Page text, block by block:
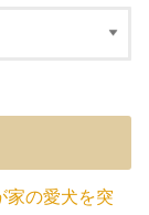
家の愛犬を突